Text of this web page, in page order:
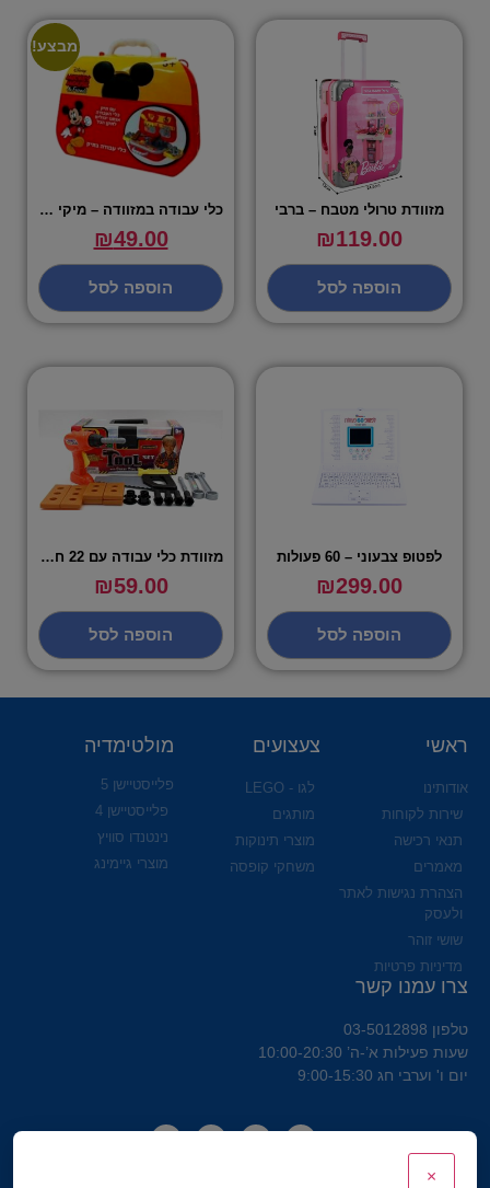
מזוודת טרולי מטבח – ברבי
₪119.00
הוספה לסל
מבצע!
כלי עבודה במזוודה – מיקי מאוס
₪49.00
הוספה לסל
לפטופ צבעוני – 60 פעולות
₪299.00
הוספה לסל
מזוודת כלי עבודה עם 22 חלקים – שירן
₪59.00
הוספה לסל
ראשי
אודותינו
שירות לקוחות
תנאי רכישה
מאמרים
הצהרת נגישות לאתר
ולעסק
שושי זוהר
מדיניות פרטיות
צעצועים
לגו - LEGO
מותגים
מוצרי תינוקות
משחקי קופסה
מולטימדיה
פלייסטיישן 5
פלייסטיישן 4
נינטנדו סוויץ
מוצרי גיימינג
צרו עמנו קשר
טלפון 03-5012898
שעות פעילות א’-ה’ 10:00-20:30
יום ו' וערבי חג 9:00-15:30
×